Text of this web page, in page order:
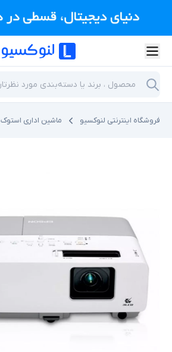
فروشگاه اینترنتی لنوکسیو ماشین اداری استوک